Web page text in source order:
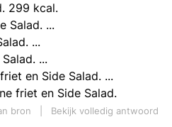
299 kcal.
Salad. ...
...
...
en Side Salad. ...
friet en Side Salad.
bron
Bekijk volledig antwoord